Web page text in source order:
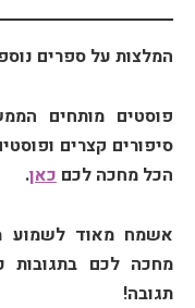
המלצות על ספרים
פוסטים מותחים
סיפורים קצרים
הכל מחכה לכם כאן.
אשמח מאוד לשמוע
מחכה לכם בתגובות
תגובה!